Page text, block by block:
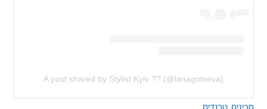
A post shared by Stylist Kyiv ?? (@lanagotseva)